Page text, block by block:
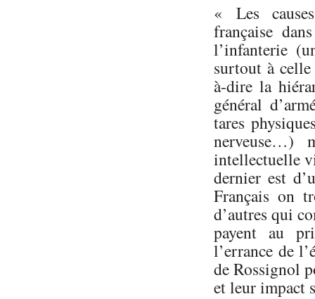
« Les
française
l’infanterie
surtout à
à-dire la
général
tares
nerveuse…)
intellectuelle
dernier est
Français on
d’autres qui
payent au
l’errance de
de Rossignol
et leur impact